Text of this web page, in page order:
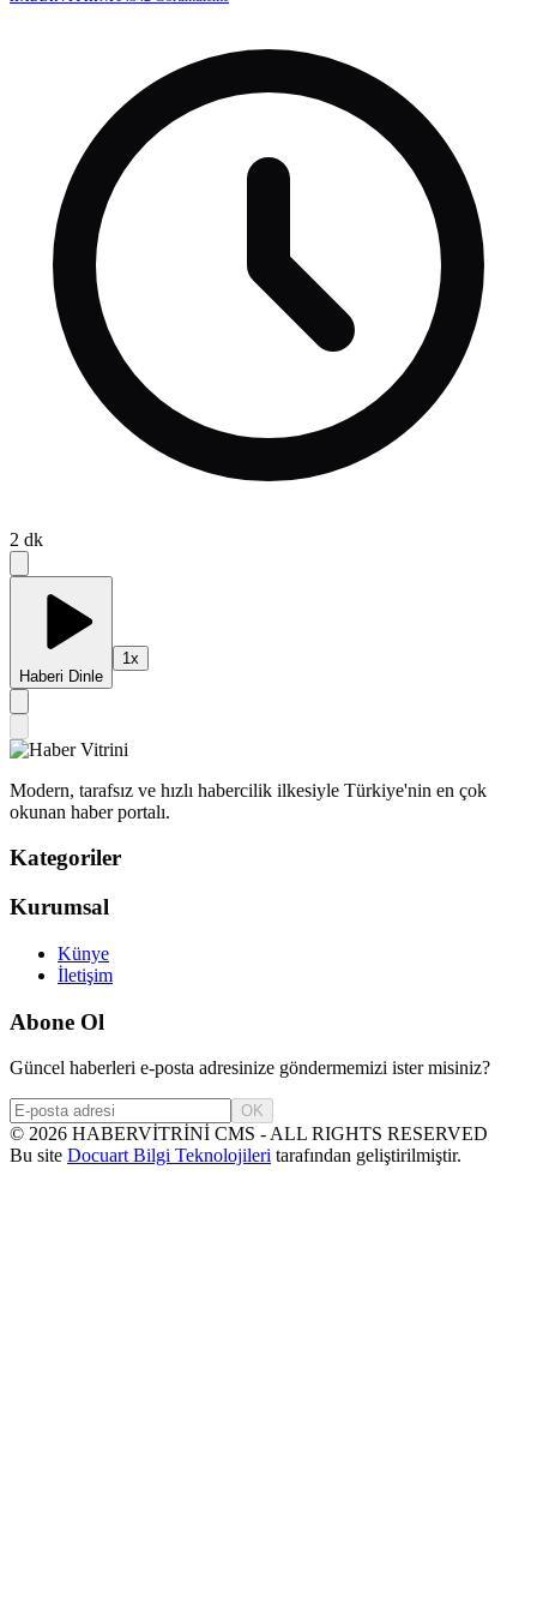
olmasına rağmen MASAK raporunda yer almadığını ortaya koydu.
2 dk
Haberi Dinle
1 x
Modern, tarafsız ve hızlı habercilik ilkesiyle Türkiye'nin en çok
okunan haber portalı.
Kategoriler
Kurumsal
Künye
İletişim
Abone Ol
Güncel haberleri e-posta adresinize göndermemizi ister misiniz?
OK
© 2026 HABERVİTRİNİ CMS - ALL RIGHTS RESERVED
Bu site Docuart Bilgi Teknolojileri tarafından geliştirilmiştir.